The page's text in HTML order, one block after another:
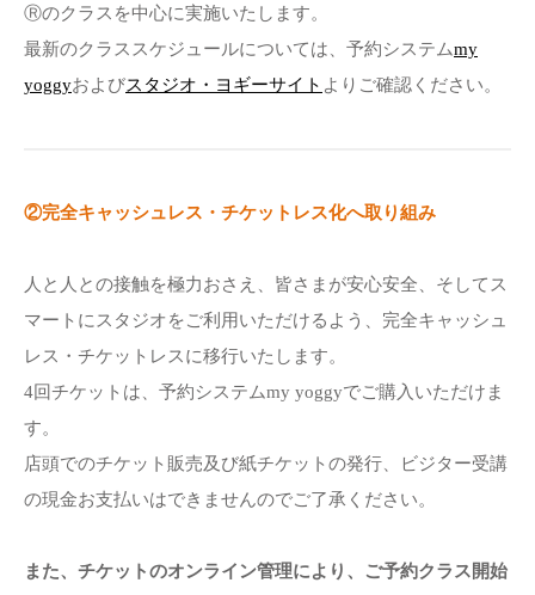
Ⓡのクラスを中心に実施いたします。
最新のクラススケジュールについては、予約システムmy
yoggyおよびスタジオ・ヨギーサイト よりご確認ください。
②完全キャッシュレス・チケットレス化へ取り組み
人と人との接触を極力おさえ、皆さまが安心安全、そしてス
マートにスタジオをご利用いただけるよう、完全キャッシュ
レス・チケットレスに移行いたします。
4回チケットは、予約システムmy yoggyでご購入いただけま
す。
店頭でのチケット販売及び紙チケットの発行、ビジター受講
の現金お支払いはできませんのでご了承ください。
また、チケットのオンライン管理により、ご予約クラス開始